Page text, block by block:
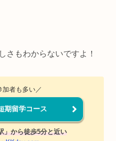
さもわからないですよ！
加者も多い／
期留学コース
」から徒歩5分と近い